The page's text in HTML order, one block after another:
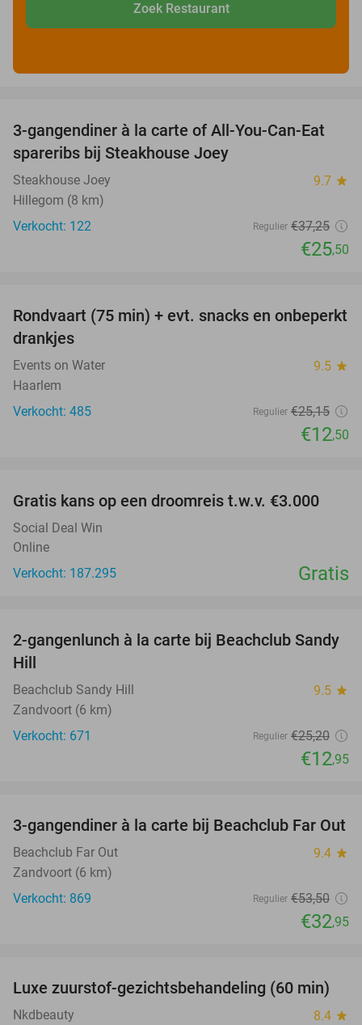
Zoek Restaurant
32%
3-gangendiner à la carte of All-You-Can-Eat
spareribs bij Steakhouse Joey
Steakhouse Joey 9.7 star
Hillegom (8 km)
Verkocht: 122
Regulier €37,25
€25,50
50%
Rondvaart (75 min) + evt. snacks en onbeperkt
drankjes
Events on Water 9.5 star
Haarlem
Verkocht: 485
Regulier €25,15
€12,50
Gratis kans op een droomreis t.w.v. €3.000
Social Deal Win
Online
Verkocht: 187.295
Gratis
49%
2-gangenlunch à la carte bij Beachclub Sandy
Hill
Beachclub Sandy Hill 9.5 star
Zandvoort (6 km)
Verkocht: 671
Regulier €25,20
€12,95
38%
3-gangendiner à la carte bij Beachclub Far Out
Beachclub Far Out 9.4 star
Zandvoort (6 km)
Verkocht: 869
Regulier €53,50
€32,95
59%
Luxe zuurstof-gezichtsbehandeling (60 min)
Nkdbeauty 8.4 star